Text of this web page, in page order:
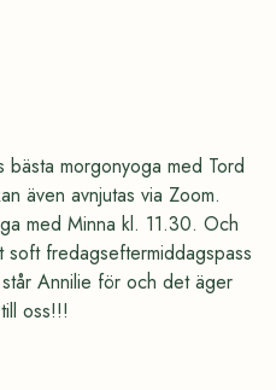
morgonyoga med Tord
även avnjutas via Zoom.
med Minna kl. 11.30. Och
fredagseftermiddagspass
Annilie för och det äger
oss!!!